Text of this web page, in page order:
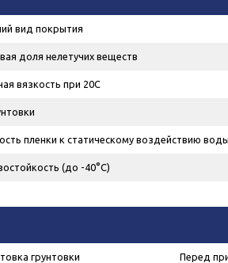
вид покрытия
доля нелетучих веществ
вязкость при 20С
пленки к статическому воздействию воды
(до -40°С)
грунтовки Перед